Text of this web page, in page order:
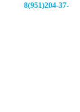
8(951)204-37-